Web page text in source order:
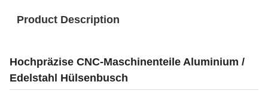
Product Description
Hochpräzise CNC-Maschinenteile Aluminium /
Edelstahl Hülsenbusch